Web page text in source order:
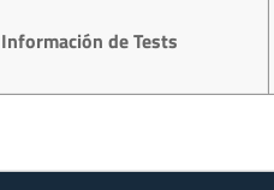
Información de Tests